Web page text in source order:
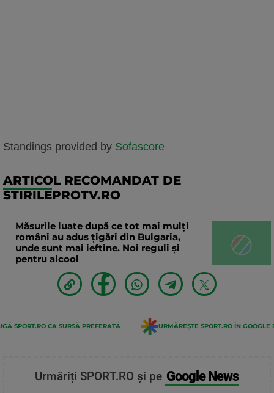
Standings provided by Sofascore
ARTICOL RECOMANDAT DE
STIRILEPROTV.RO
Măsurile luate după ce tot mai mulți
români au adus țigări din Bulgaria,
unde sunt mai ieftine. Noi reguli și
pentru alcool
SPORT.RO CA SURSĂ PREFERATĂ URMĂREȘTE SPORT.RO ÎN GOOGLE
Urmăriți SPORT.RO și pe Google News